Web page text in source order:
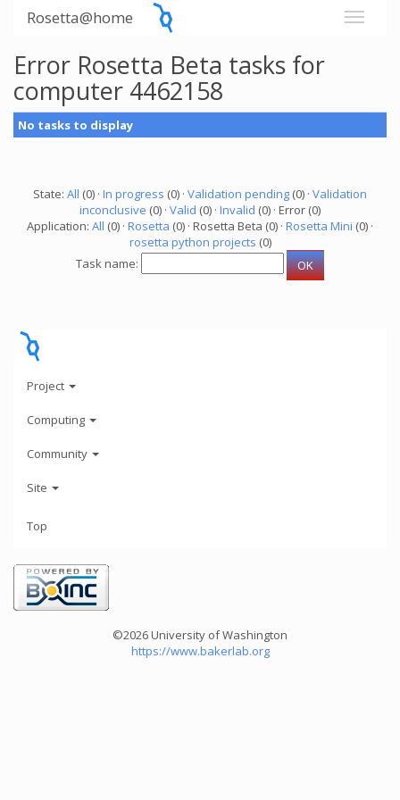
Rosetta@home
Error Rosetta Beta tasks for
computer 4462158
No tasks to display
State: All (0) · In progress (0) · Validation pending (0) · Validation
inconclusive (0) · Valid (0) · Invalid (0) · Error (0)
Application: All (0) · Rosetta (0) · Rosetta Beta (0) · Rosetta Mini (0) ·
rosetta python projects (0)
Task name:
Project
Computing
Community
Site
Top
©2026 University of Washington
https://www.bakerlab.org